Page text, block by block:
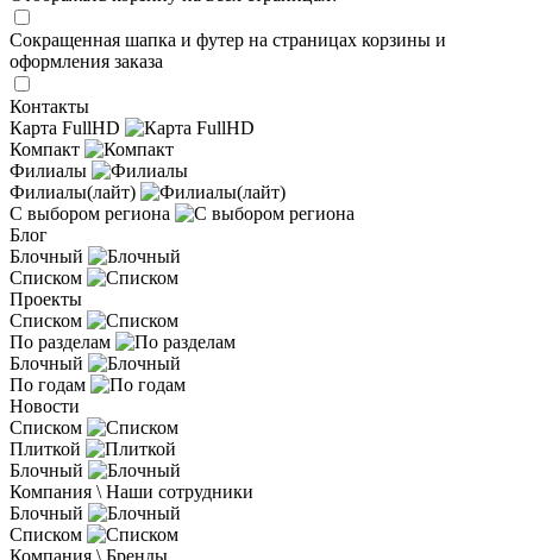
Сокращенная шапка и футер на страницах корзины и
оформления заказа
Контакты
Карта FullHD
Компакт
Филиалы
Филиалы(лайт)
С выбором региона
Блог
Блочный
Списком
Проекты
Списком
По разделам
Блочный
По годам
Новости
Списком
Плиткой
Блочный
Компания \ Наши сотрудники
Блочный
Списком
Компания \ Бренды